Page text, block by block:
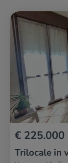
€ 225.000
Trilocale in